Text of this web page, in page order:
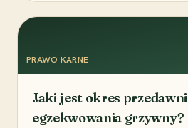
PRAWO KARNE
Jaki jest okres
egzekwowania grzywny?